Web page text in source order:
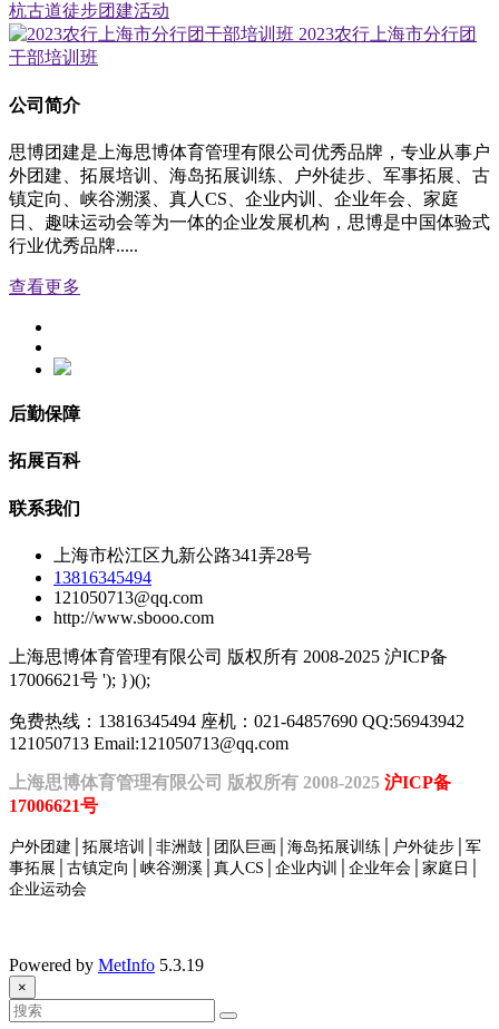
杭古道徒步团建活动
2023农行上海市分行团
干部培训班
公司简介
思博团建是上海思博体育管理有限公司优秀品牌，专业从事户
外团建、拓展培训、海岛拓展训练、户外徒步、军事拓展、古
镇定向、峡谷溯溪、真人CS、企业内训、企业年会、家庭
日、趣味运动会等为一体的企业发展机构，思博是中国体验式
行业优秀品牌.....
查看更多
后勤保障
拓展百科
联系我们
上海市松江区九新公路341弄28号
13816345494
121050713@qq.com
http://www.sbooo.com
上海思博体育管理有限公司 版权所有 2008-2025 沪ICP备
17006621号 '); })();
免费热线：13816345494 座机：021-64857690 QQ:56943942
121050713 Email:121050713@qq.com
上海思博体育管理有限公司 版权所有 2008-2025 沪ICP备
17006621号
户外团建│拓展培训│非洲鼓│团队巨画│海岛拓展训练│户外徒步│军
事拓展│古镇定向│峡谷溯溪│真人CS│企业内训│企业年会│家庭日│
企业运动会
Powered by MetInfo 5.3.19
×